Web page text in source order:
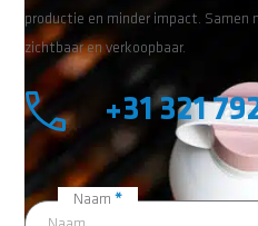
productie en minder impact. Samen
zichtbaar en verkoopbaar.
+31 321
Contactformulier
Naam*